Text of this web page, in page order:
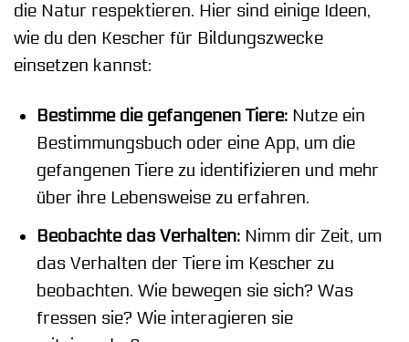
die Natur respektieren. Hier sind einige Ideen,
wie du den Kescher für Bildungszwecke
einsetzen kannst:
Bestimme die gefangenen Tiere:Nutze ein
Bestimmungsbuch oder eine App, um die
gefangenen Tiere zu identifizieren und mehr
über ihre Lebensweise zu erfahren.
Beobachte das Verhalten:Nimm dir Zeit, um
das Verhalten der Tiere im Kescher zu
beobachten. Wie bewegen sie sich? Was
fressen sie? Wie interagieren sie